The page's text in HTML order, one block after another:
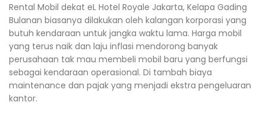
Rental Mobil dekat eL Hotel Royale Jakarta, Kelapa Gading
Bulanan biasanya dilakukan oleh kalangan korporasi yang
butuh kendaraan untuk jangka waktu lama. Harga mobil
yang terus naik dan laju inflasi mendorong banyak
perusahaan tak mau membeli mobil baru yang berfungsi
sebagai kendaraan operasional. Di tambah biaya
maintenance dan pajak yang menjadi ekstra pengeluaran
kantor.